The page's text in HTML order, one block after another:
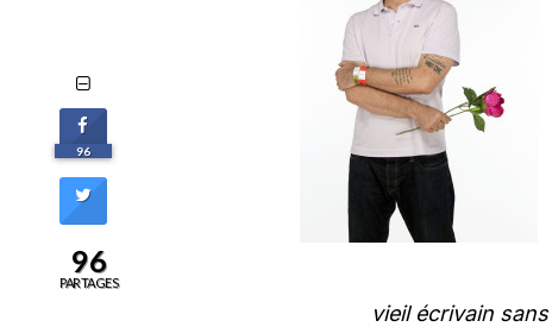
vieil écrivain
96
96
PARTAGES